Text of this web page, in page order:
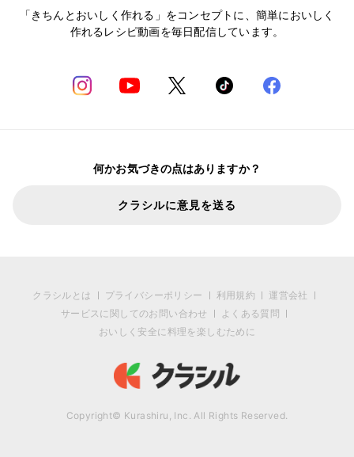
「きちんとおいしく作れる」をコンセプトに、簡単においしく
作れるレシピ動画を毎日配信しています。
何かお気づきの点はありますか？
クラシルに意見を送る
クラシルとは プライバシーポリシー 利用規約
運営会社
サービスに関してのお問い合わせ
よくある質問
おいしく安全に料理を楽しむために
Copyright© Kurashiru, Inc. All Rights Reserved.